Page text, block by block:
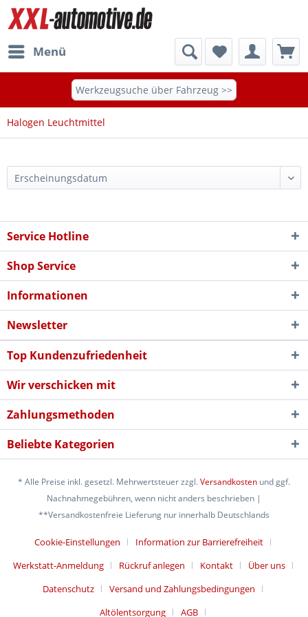
Menü
Werkzeugsuche über Fahrzeug >>
Halogen Leuchtmittel
Service Hotline
Shop Service
Informationen
Newsletter
Top Kundenzufriedenheit
Wir verschicken mit
Zahlungsmethoden
Beliebte Kategorien
* Alle Preise inkl. gesetzl. Mehrwertsteuer zzgl.Versandkosten und ggf.
Nachnahmegebühren, wenn nicht anders beschrieben |
**Versandkostenfreie Lieferung nur innerhalb Deutschlands
Cookie-Einstellungen
Information zur Barrierefreiheit
Werkstatt-Anmeldung
Rückruf anlegen Kontakt
Über uns
Datenschutz
Versand und Zahlungsbedingungen
Altölentsorgung
AGB